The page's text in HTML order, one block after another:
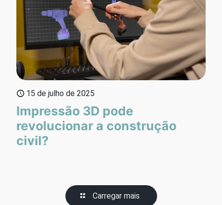
15 de julho de 2025
Impressão 3D pode
revolucionar a construção
civil?
Carregar mais